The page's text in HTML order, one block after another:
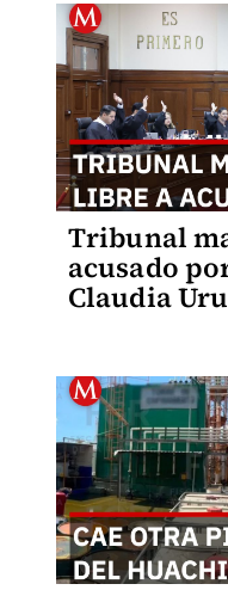
Tribunal
acusado
Claudia